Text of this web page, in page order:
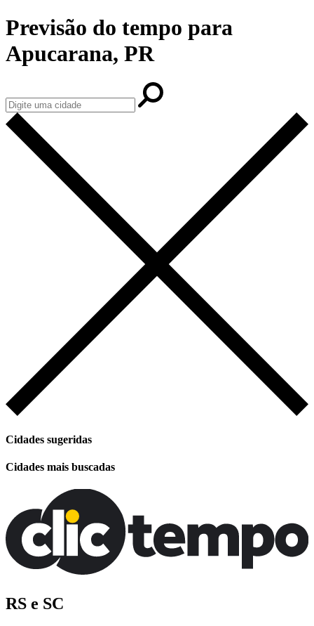
Previsão do tempo para
Apucarana, PR
Cidades sugeridas
Cidades mais buscadas
RS e SC